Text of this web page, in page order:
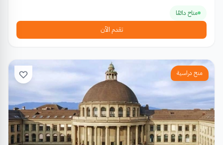
متاح دائمًا
تقدم الآن
منح دراسية